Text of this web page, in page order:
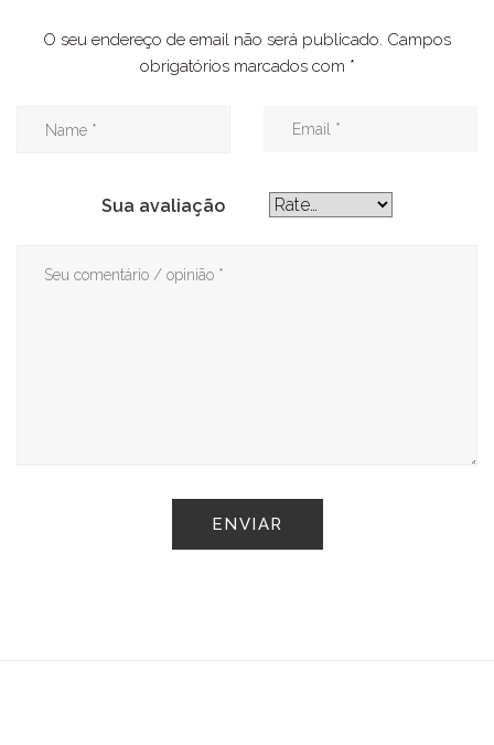
O seu endereço de email não será publicado. Campos
obrigatórios marcados com *
Sua avaliação